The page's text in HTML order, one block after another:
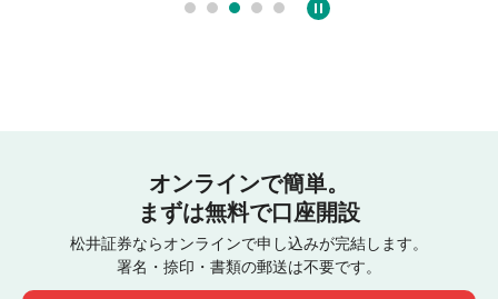
オンラインで簡単。
まずは無料で口座開設
松井証券ならオンラインで申し込みが完結します。
署名・捺印・書類の郵送は不要です。